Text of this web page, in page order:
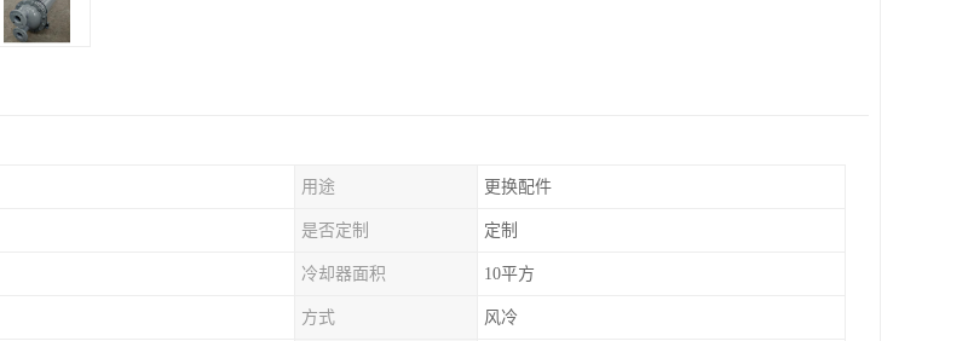
用途 更换配件
是否定制 定制
冷却器面积 10平方
方式 风冷